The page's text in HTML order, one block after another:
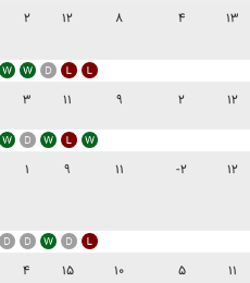
۲ ۱۲ ۸ ۴ ۱۳
۳ ۱۱ ۹ ۲ ۱۲
۱ ۹ ۱۱ -۲ ۱۲
۴ ۱۵ ۱۰ ۵ ۱۱